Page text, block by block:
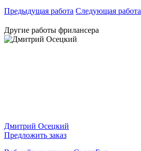
Предыдущая работа Следующая работа
Другие работы фрилансера
Дмитрий Осецкий
Предложить заказ